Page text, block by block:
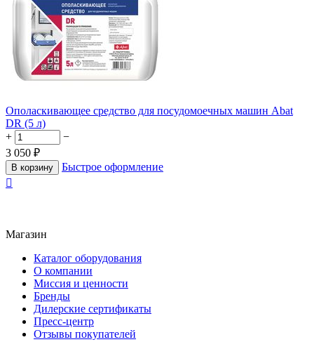
Ополаскивающее средство для посудомоечных машин Abat
DR (5 л)
+
−
3 050 ₽
В корзину
Быстрое оформление

Магазин
Каталог оборудования
О компании
Миссия и ценности
Бренды
Дилерские сертификаты
Пресс-центр
Отзывы покупателей